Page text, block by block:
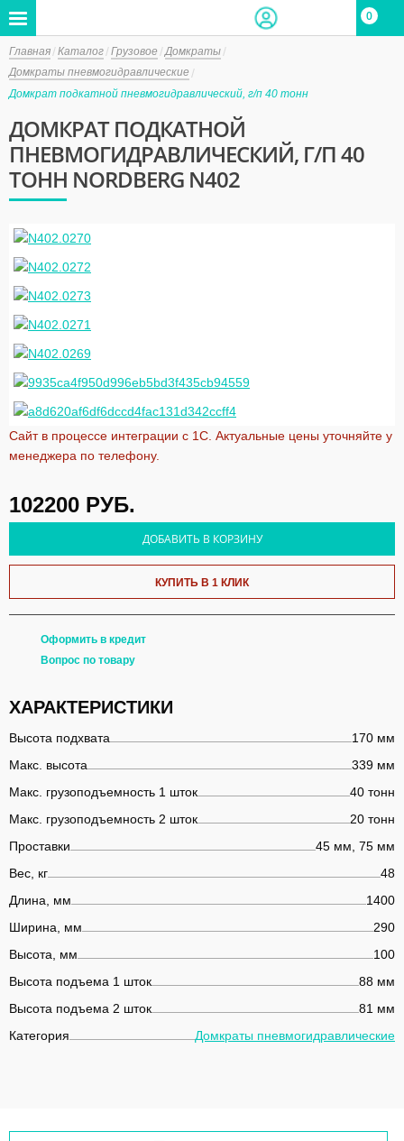
0
Главная Каталог Грузовое
Домкраты
Домкраты пневмогидравлические
Домкрат подкатной пневмогидравлический, г/п 40 тонн
ДОМКРАТ ПОДКАТНОЙ
ПНЕВМОГИДРАВЛИЧЕСКИЙ, Г/П 40
ТОНН NORDBERG N402
Сайт в процессе интеграции с 1С. Актуальные цены уточняйте у
менеджера по телефону.
102200 РУБ.
ДОБАВИТЬ В КОРЗИНУ
КУПИТЬ В 1 КЛИК
Оформить в кредит
Вопрос по товару
ХАРАКТЕРИСТИКИ
Высота подхвата
170 мм
Макс. высота
339 мм
Макс. грузоподъемность 1 шток
40 тонн
Макс. грузоподъемность 2 шток
20 тонн
Проставки
45 мм, 75 мм
Вес, кг
48
Длина, мм
1400
Ширина, мм
290
Высота, мм
100
Высота подъема 1 шток
88 мм
Высота подъема 2 шток
81 мм
Категория
Домкраты пневмогидравлические